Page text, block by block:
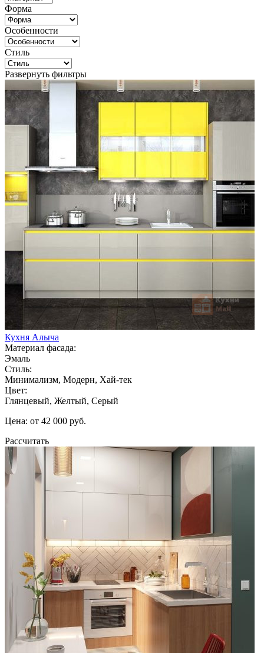
Форма
Особенности
Стиль
Развернуть фильтры
Кухня Алыча
Материал фасада:
Эмаль
Стиль:
Минимализм, Модерн, Хай-тек
Цвет:
Глянцевый, Желтый, Серый
Цена: от 42 000 руб.
Рассчитать